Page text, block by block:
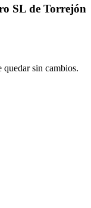
SL de Torrejón
quedar sin cambios.